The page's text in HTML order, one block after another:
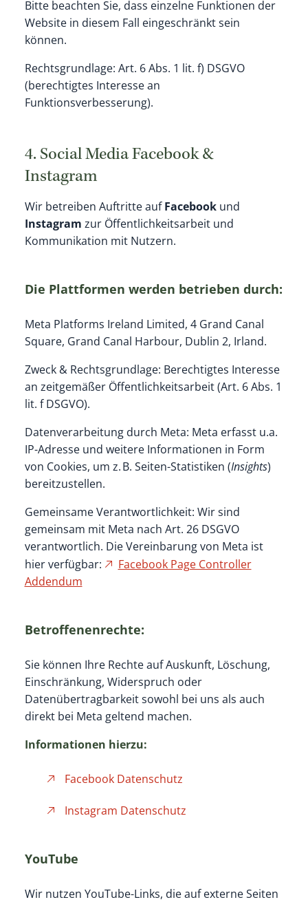
Bitte beachten Sie, dass einzelne Funktionen der
Website in diesem Fall eingeschränkt sein
können.
Rechtsgrundlage: Art. 6 Abs. 1 lit. f) DSGVO
(berechtigtes Interesse an
Funktionsverbesserung).
4. Social Media Facebook &
Instagram
Wir betreiben Auftritte aufFacebookund
Instagram zur Öffentlichkeitsarbeit und
Kommunikation mit Nutzern.
Die Plattformen werden betrieben durch:
Meta Platforms Ireland Limited, 4 Grand Canal
Square, Grand Canal Harbour, Dublin 2, Irland.
Zweck & Rechtsgrundlage: Berechtigtes Interesse
an zeitgemäßer Öffentlichkeitsarbeit (Art. 6 Abs. 1
lit. f DSGVO).
Datenverarbeitung durch Meta: Meta erfasst u.a.
IP-Adresse und weitere Informationen in Form
von Cookies, um z. B. Seiten-Statistiken (Insights)
bereitzustellen.
Gemeinsame Verantwortlichkeit: Wir sind
gemeinsam mit Meta nach Art. 26 DSGVO
verantwortlich. Die Vereinbarung von Meta ist
hier verfügbar:
Facebook Page Controller
Addendum
Betroffenenrechte:
Sie können Ihre Rechte auf Auskunft, Löschung,
Einschränkung, Widerspruch oder
Datenübertragbarkeit sowohl bei uns als auch
direkt bei Meta geltend machen.
Informationen hierzu:
Facebook Datenschutz
Instagram Datenschutz
YouTube
Wir nutzen YouTube-Links, die auf externe Seiten